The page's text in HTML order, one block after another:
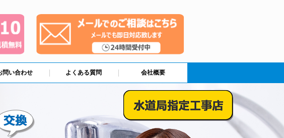
問い合わせ よくある質問 会社概要